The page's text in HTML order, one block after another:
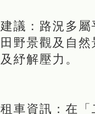
建議：路況多
田野景觀及自
及紓解壓力。
租車資訊：在